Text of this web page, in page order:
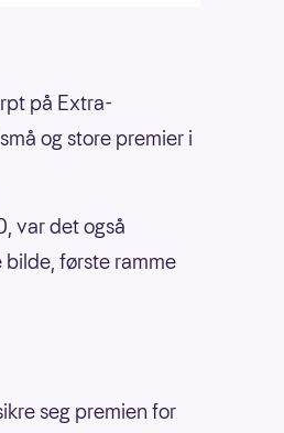
på Extra-
og store premier i
var det også
første ramme
seg premien for